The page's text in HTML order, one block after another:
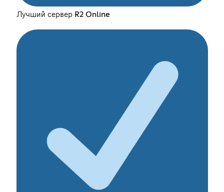
Лучший сервер R2 Online